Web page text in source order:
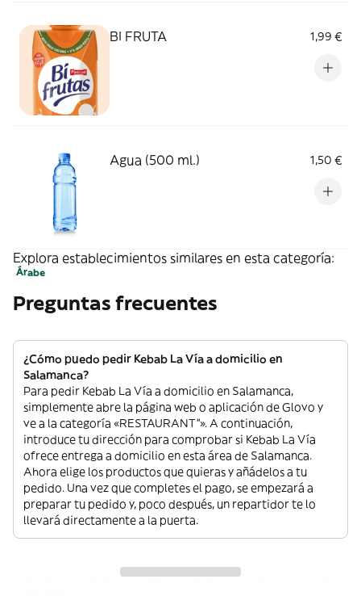
BI FRUTA 1,99 €
Agua (500 ml.) 1,50 €
Explora establecimientos similares en esta categoría:
Árabe
Preguntas frecuentes
¿Cómo puedo pedir Kebab La Vía a domicilio en
Salamanca?
Para pedir Kebab La Vía a domicilio en Salamanca,
simplemente abre la página web o aplicación de Glovo y
ve a la categoría «RESTAURANT”». A continuación,
introduce tu dirección para comprobar si Kebab La Vía
ofrece entrega a domicilio en esta área de Salamanca.
Ahora elige los productos que quieras y añádelos a tu
pedido. Una vez que completes el pago, se empezará a
preparar tu pedido y, poco después, un repartidor te lo
llevará directamente a la puerta.
¿Cuánto cuesta la entrega de Kebab La Vía a domicilio en